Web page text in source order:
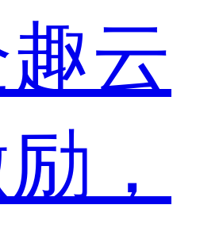
云
，